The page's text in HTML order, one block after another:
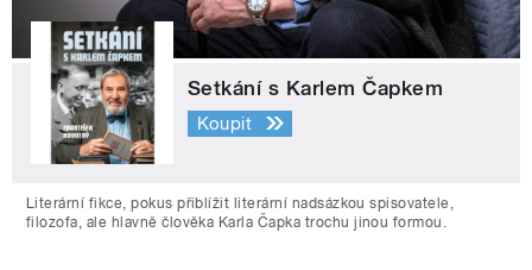
Setkání s Karlem Čapkem
Koupit
Literární fikce, pokus přiblížit literární nadsázkou spisovatele,
filozofa, ale hlavně člověka Karla Čapka trochu jinou formou.